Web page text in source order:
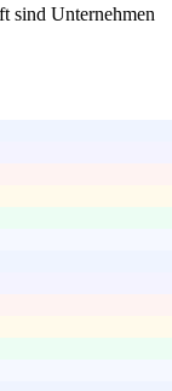
sind Unternehmen